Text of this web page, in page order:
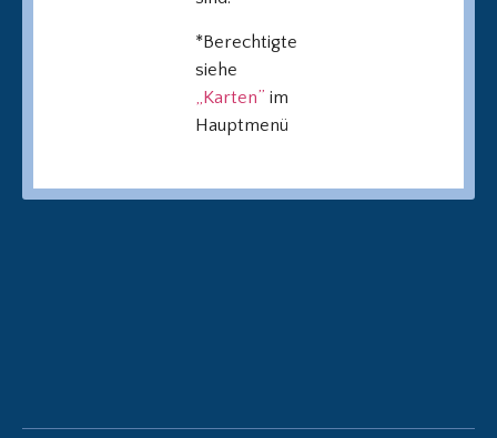
*Berechtigte
siehe
„Karten” im
Hauptmenü